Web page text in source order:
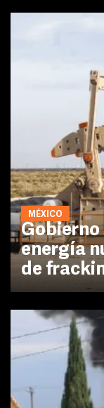
MÉXICO
energía
de